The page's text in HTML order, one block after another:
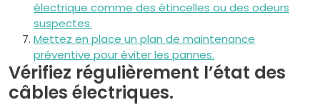
électrique comme des étincelles ou des odeurs
suspectes.
Mettez en place un plan de maintenance
préventive pour éviter les pannes.
Vérifiez régulièrement l’état des
câbles électriques.